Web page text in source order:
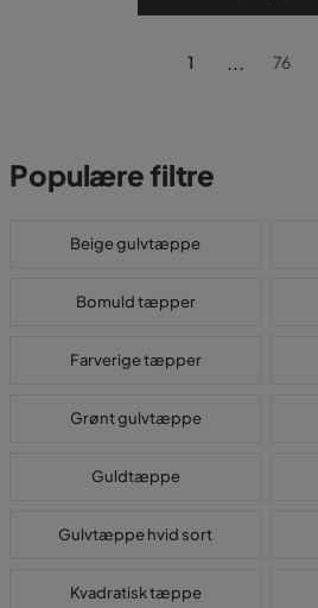
1 ... 76
Populære filtre
Beige gulvtæppe
Bomuld tæpper
Farverige tæpper
Grønt gulvtæppe
Guldtæppe
Gulvtæppe hvid sort
Kvadratisk tæppe